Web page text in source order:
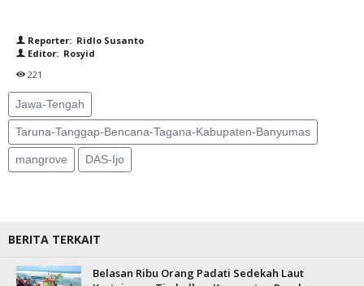
Reporter: Ridlo Susanto
Editor: Rosyid
221
Jawa-Tengah
Taruna-Tanggap-Bencana-Tagana-Kabupaten-Banyumas
mangrove DAS-Ijo
BERITA TERKAIT
Belasan Ribu Orang Padati Sedekah Laut